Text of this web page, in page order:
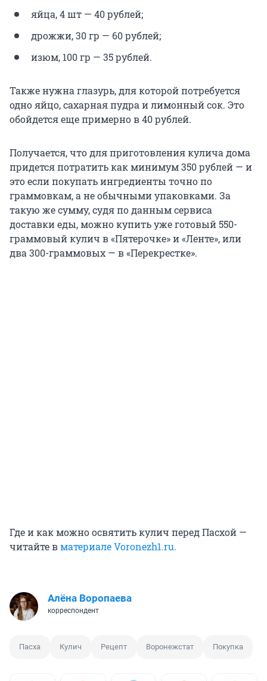
яйца, 4 шт — 40 рублей;
дрожжи, 30 гр — 60 рублей;
изюм, 100 гр — 35 рублей.
Также нужна глазурь, для которой потребуется
одно яйцо, сахарная пудра и лимонный сок. Это
обойдется еще примерно в 40 рублей.
Получается, что для приготовления кулича дома
придется потратить как минимум 350 рублей — и
это если покупать ингредиенты точно по
граммовкам, а не обычными упаковками. За
такую же сумму, судя по данным сервиса
доставки еды, можно купить уже готовый 550-
граммовый кулич в «Пятерочке» и «Ленте», или
два 300-граммовых — в «Перекрестке».
Где и как можно освятить кулич перед Пасхой —
читайте вматериале Voronezh1.ru.
Алёна Воропаева
корреспондент
Пасха Кулич Рецепт Воронежстат Покупка